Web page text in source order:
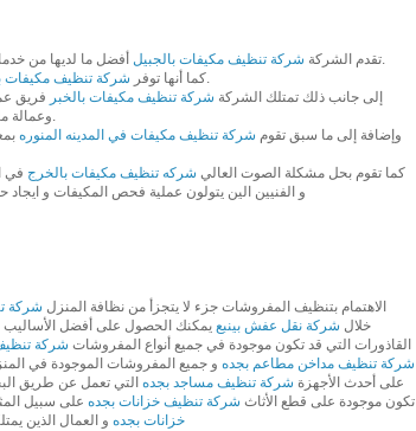
تقدم الشركة شركة تنظيف مكيفات بالجبيل
أفضل ما لديها من خدمات و عروض مميزة لجميع عملاءها لمدة 24 ساعة طوال اليوم.
كما أنها توفر شركة تنظيف مكيفات
خدمه تنظيف المكيفات في المنازل و في أسرع وقت.
إلى جانب ذلك تمتلك الشركة شركة تنظيف مكيفات بالخبر فريق
وعمالةو مدربه علي أعلى مستوى.
وإضافة إلى ما سبق تقوم شركة تنظيف مكيفات في المدينه المنوره
كما تقوم بحل مشكلة الصوت العالي شركه تنظيف مكيفات بالخرج في
و الفنيين الين يتولون عملية فحص المكيفات و
الاهتمام بتنظيف المفروشات جزء لا يتجزأ من نظافة المنزل شركة
خلال شركة نقل عفش بينبع يمكنك الحصول على أفضل الأساليب
القاذورات التي قد تكون موجودة في جميع أنواع المفروشات شركة
شركة تنظيف مداخن مطاعم بجده و جميع المفروشات الموجودة في
على أحدث الأجهزة شركة تنظيف مساجد بجده التي تعمل عن طريق
تكون موجودة على قطع الأثاث شركة تنظيف خزانات بجده على سبيل
خزانات بجده و العمال الذين